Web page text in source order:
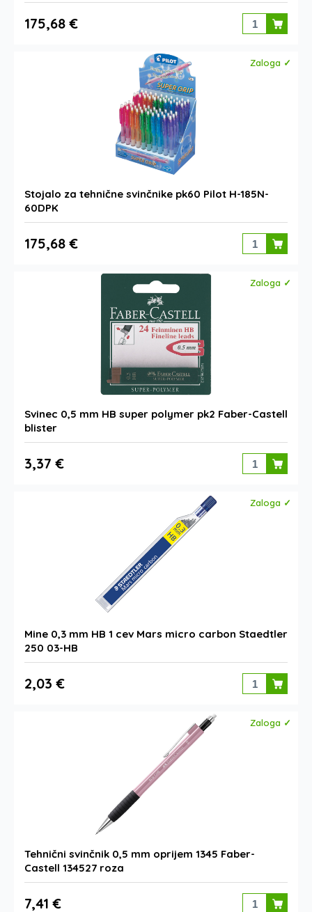
175,68 €
Zaloga ✓
Stojalo za tehnične svinčnike pk60 Pilot H-185N-
60DPK
175,68 €
Zaloga ✓
Svinec 0,5 mm HB super polymer pk2 Faber-Castell
blister
3,37 €
Zaloga ✓
Mine 0,3 mm HB 1 cev Mars micro carbon Staedtler
250 03-HB
2,03 €
Zaloga ✓
Tehnični svinčnik 0,5 mm oprijem 1345 Faber-
Castell 134527 roza
7,41 €